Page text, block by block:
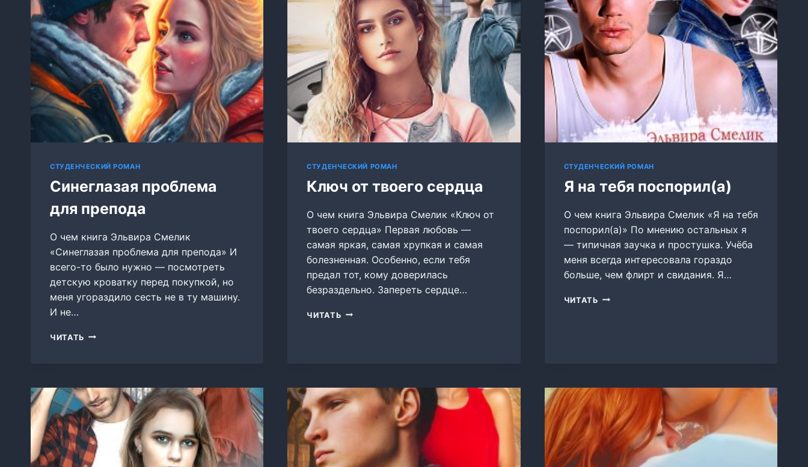
СТУДЕНЧЕСКИЙ РОМАН
Синеглазая проблема
для препода
О чем книга Эльвира Смелик
«Синеглазая проблема для препода» И
всего-то было нужно — посмотреть
детскую кроватку перед покупкой, но
меня угораздило сесть не в ту машину.
И не…
ЧИТАТЬ СИНЕГЛАЗАЯ
СТУДЕНЧЕСКИЙ РОМАН
Ключ от твоего сердца
О чем книга Эльвира Смелик «Ключ от
твоего сердца» Первая любовь —
самая яркая, самая хрупкая и самая
болезненная. Особенно, если тебя
предал тот, кому доверилась
безраздельно. Запереть сердце…
ЧИТАТЬ КЛЮЧ
СТУДЕНЧЕСКИЙ РОМАН
Я на тебя поспорил(а)
О чем книга Эльвира Смелик «Я на тебя
поспорил(а)» По мнению остальных я
— типичная заучка и простушка. Учёба
меня всегда интересовала гораздо
больше, чем флирт и свидания. Я…
ЧИТАТЬ Я